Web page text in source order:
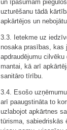
un īpašumam
uzturēšanu tādā
apkārtējos un
3.3. Ietekme uz
nosaka prasības, kas
apdraudējumu
mantai, kā arī
sanitāro tīrību.
3.4. Esošo
arī paaugstināta to
uzlabojot apkārtnes
tūrisma, sabiedriskās